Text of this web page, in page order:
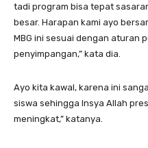
tadi program bisa tepat
besar. Harapan kami ayo
MBG ini sesuai dengan aturan
penyimpangan,” kata dia.
Ayo kita kawal, karena ini
siswa sehingga Insya Allah
meningkat,” katanya.